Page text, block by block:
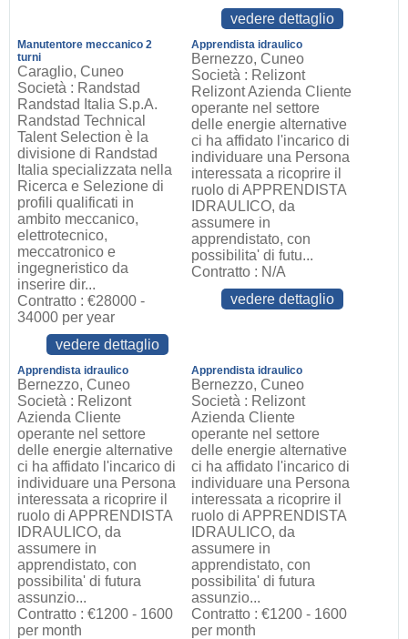
vedere dettaglio
Manutentore meccanico 2
turni
Caraglio, Cuneo
Società : Randstad
Randstad Italia S.p.A.
Randstad Technical
Talent Selection è la
divisione di Randstad
Italia specializzata nella
Ricerca e Selezione di
profili qualificati in
ambito meccanico,
elettrotecnico,
meccatronico e
ingegneristico da
inserire dir...
Contratto : €28000 -
34000 per year
vedere dettaglio
Apprendista idraulico
Bernezzo, Cuneo
Società : Relizont
Relizont Azienda Cliente
operante nel settore
delle energie alternative
ci ha affidato l'incarico di
individuare una Persona
interessata a ricoprire il
ruolo di APPRENDISTA
IDRAULICO, da
assumere in
apprendistato, con
possibilita' di futu...
Contratto : N/A
vedere dettaglio
Apprendista idraulico
Bernezzo, Cuneo
Società : Relizont
Azienda Cliente
operante nel settore
delle energie alternative
ci ha affidato l'incarico di
individuare una Persona
interessata a ricoprire il
ruolo di APPRENDISTA
IDRAULICO, da
assumere in
apprendistato, con
possibilita' di futura
assunzio...
Contratto : €1200 - 1600
per month
Apprendista idraulico
Bernezzo, Cuneo
Società : Relizont
Azienda Cliente
operante nel settore
delle energie alternative
ci ha affidato l'incarico di
individuare una Persona
interessata a ricoprire il
ruolo di APPRENDISTA
IDRAULICO, da
assumere in
apprendistato, con
possibilita' di futura
assunzio...
Contratto : €1200 - 1600
per month